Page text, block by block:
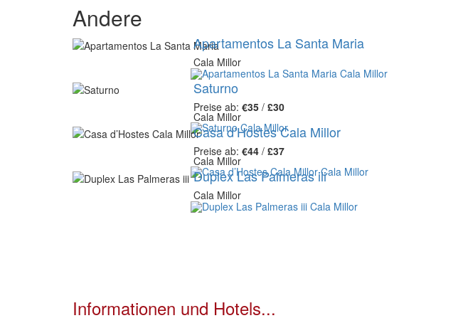
Andere
Apartamentos La Santa Maria
Cala Millor
Saturno
Preise ab: €35 / £30
Cala Millor
Casa d’Hostes Cala Millor
Preise ab: €44 / £37
Cala Millor
Duplex Las Palmeras iii
Cala Millor
Informationen und Hotels...